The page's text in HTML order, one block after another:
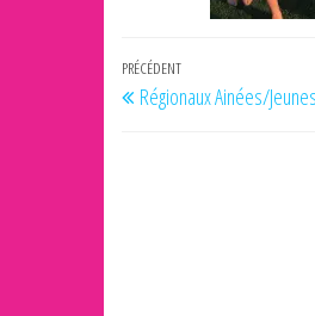
Navigation
de
Article
précédent
PRÉCÉDENT
Régionaux Ainées/